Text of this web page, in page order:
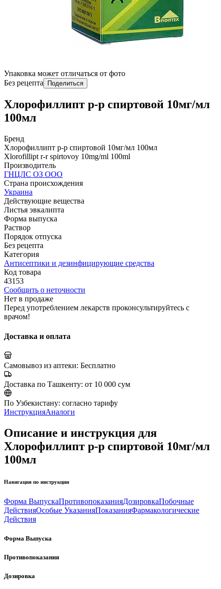
Упаковка может отличаться от фото
Без рецепта
Поделиться
Хлорофиллипт р-р спиртовой 10мг/мл
100мл
Бренд
Хлорофиллипт р-р спиртовой 10мг/мл 100мл
Xlorofillipt r-r spirtovoy 10mg/ml 100ml
Производитель
ГНЦЛС ОЗ ООО
Страна происхождения
Украина
Действующие вещества
Листья эвкалипта
Форма выпуска
Раствор
Порядок отпуска
Без рецепта
Категория
Антисептики и дезинфицирующие средства
Код товара
43153
Сообщить о неточности
Нет в продаже
Перед употреблением лекарств проконсультируйтесь с
врачом!
Доставка и оплата
Самовывоз из аптеки: Бесплатно
Доставка по Ташкенту: от 10 000 сум
По Узбекистану: согласно тарифу
ИнструкцияАналоги
Описание и инструкция для
Хлорофиллипт р-р спиртовой 10мг/мл
100мл
Навигация по инструкции
Форма ВыпускаПротивопоказанияДозировкаПобочные
ДействияОсобые УказанияПоказанияФармакологические
Действия
Форма Выпуска
Противопоказания
Дозировка